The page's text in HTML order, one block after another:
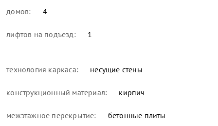
домов: 4
лифтов на подъезд: 1
технология каркаса: несущие стены
конструкционный материал: кирпич
межэтажное перекрытие: бетонные плиты